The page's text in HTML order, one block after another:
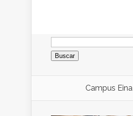
Buscar:
Campus Eina